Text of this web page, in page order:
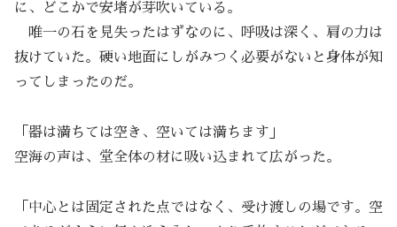
に、どこかで安堵が芽吹いている。
唯一の石を見失ったはずなのに、呼吸は深く、肩の力は
抜けていた。硬い地面にしがみつく必要がないと身体が知
ってしまったのだ。
「器は満ちては空き、空いては満ちます」
空海の声は、堂全体の材に吸い込まれて広がった。
「中心とは固定された点ではなく、受け渡しの場です。空